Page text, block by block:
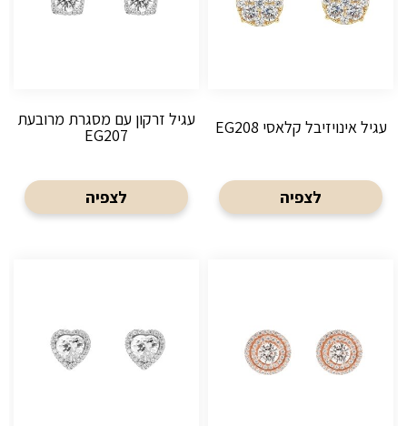
עגיל אינויזיבל קלאסי EG208
לצפיה
עגיל זרקון עם מסגרת מרובעת
EG207
לצפיה